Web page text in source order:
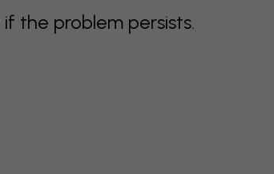
the problem persists.